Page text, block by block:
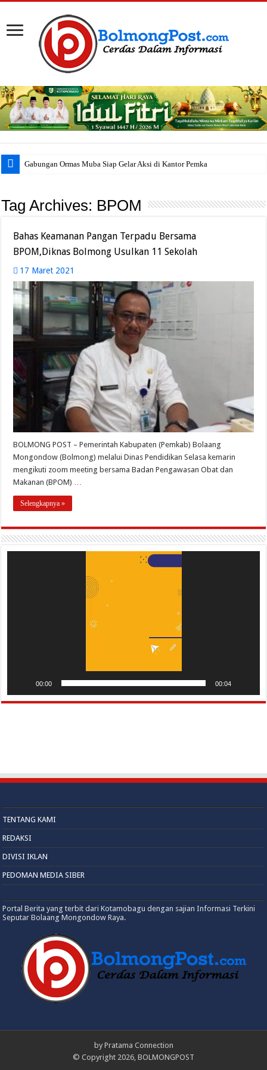
Gabungan Ormas Muba Siap Gelar Aksi di Kantor Pemkab, Sor
Tag Archives: BPOM
Bahas Keamanan Pangan Terpadu Bersama
BPOM,Diknas Bolmong Usulkan 11 Sekolah
17 Maret 2021
BOLMONG POST – Pemerintah Kabupaten (Pemkab) Bolaang
Mongondow (Bolmong) melalui Dinas Pendidikan Selasa kemarin
mengikuti zoom meeting bersama Badan Pengawasan Obat dan
Makanan (BPOM) …
Selengkapnya »
00:00 00:04
TENTANG KAMI
REDAKSI
DIVISI IKLAN
PEDOMAN MEDIA SIBER
Portal Berita yang terbit dari Kotamobagu dengan sajian Informasi Terkini
Seputar Bolaang Mongondow Raya.
by Pratama Connection
© Copyright 2026, BOLMONGPOST